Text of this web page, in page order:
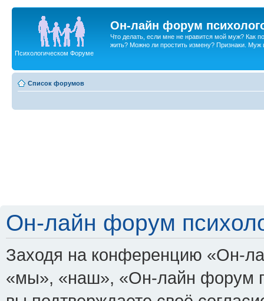
Он-лайн форум
Что делать, если мне не нравится мой муж? Как
жить? Можно ли простить измену? Признаки. Муж
Психологическом Форуме
Список форумов
Он-лайн форум
Заходя на конференцию «Он-
«мы», «наш», «Он-лайн форум